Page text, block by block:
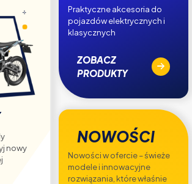
nowy
Praktyczne akcesoria do
pojazdów elektrycznych i
klasycznych
ZOBACZ
PRODUKTY
NOWOŚCI
Nowości w ofercie – świeże
modele i innowacyjne
rozwiązania, które właśnie